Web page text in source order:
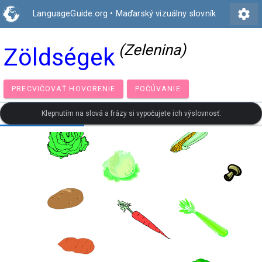
LanguageGuide.org • Maďarský vizuálny slovník settings
Zöldségek (Zelenina)
PRECVIČOVAŤ HOVORENIE POČÚVANIE
Klepnutím na slová a frázy si vypočujete ich výslovnosť.